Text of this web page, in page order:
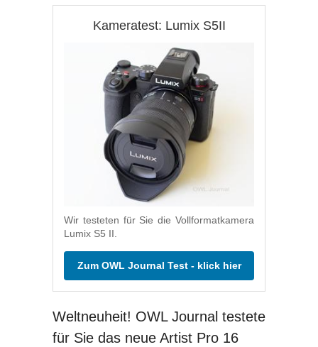
Kameratest: Lumix S5II
Wir testeten für Sie die Vollformatkamera
Lumix S5 II.
Zum OWL Journal Test - klick hier
Weltneuheit! OWL Journal testete
für Sie das neue Artist Pro 16